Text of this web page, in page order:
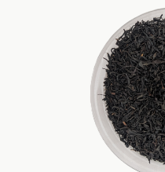
Bildergalerie überspringen